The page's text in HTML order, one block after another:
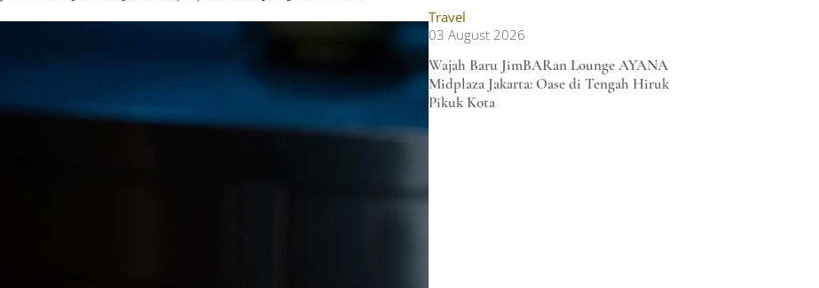
Travel
03 August 2026
Wajah Baru JimBARan Lounge AYANA
Midplaza Jakarta: Oase di Tengah Hiruk
Pikuk Kota